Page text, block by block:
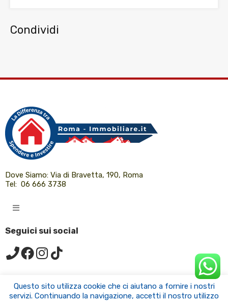
Condividi
Dove Siamo: Via di Bravetta, 190, Roma
Tel: 06 666 3738
Seguici sui social
© 2024 Roma-immobiliare.it Tutti i diritti riservati.
Questo sito utilizza cookie che ci aiutano a fornire i nostri
servizi. Continuando la navigazione, accetti il nostro utilizzo